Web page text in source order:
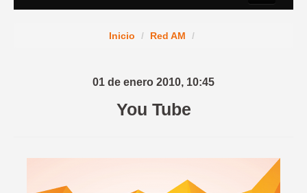
Inicio / Red AM /
01 de enero 2010, 10:45
You Tube